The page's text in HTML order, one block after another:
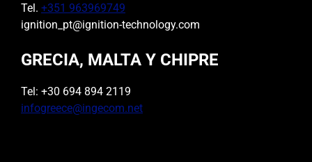
Tel. +351 963969749
ignition_pt@ignition-technology.com
GRECIA, MALTA Y CHIPRE
Tel: +30 694 894 2119
infogreece@ingecom.net